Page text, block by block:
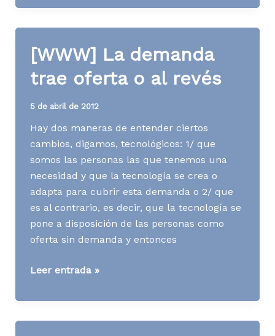
S16
[WWW] La demanda
trae oferta o al revés
5 de abril de 2012
Hay dos maneras de entender ciertos
cambios, digamos, tecnológicos: 1/ que
somos las personas las que tenemos una
necesidad y que la tecnología se crea o
adapta para cubrir esta demanda o 2/ que
es al contrario, es decir, que la tecnología se
pone a disposición de las personas como
oferta sin demanda y entonces
[WWW]
demanda
Leer entrada »